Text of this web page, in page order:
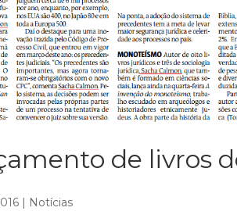
de livros
Notícias